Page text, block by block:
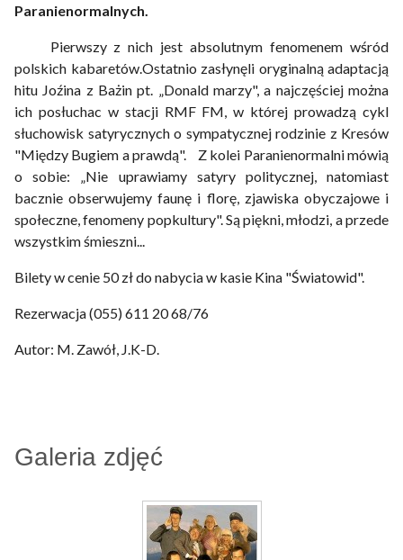
Paranienormalnych.
Pierwszy z nich jest absolutnym fenomenem wśród
polskich kabaretów.Ostatnio zasłynęli oryginalną adaptacją
hitu Joźina z Bażin pt. „Donald marzy", a najczęściej można
ich posłuchac w stacji RMF FM, w której prowadzą cykl
słuchowisk satyrycznych o sympatycznej rodzinie z Kresów
"Między Bugiem a prawdą". Z kolei Paranienormalni mówią
o sobie: „Nie uprawiamy satyry politycznej, natomiast
bacznie obserwujemy faunę i florę, zjawiska obyczajowe i
społeczne, fenomeny popkultury". Są piękni, młodzi, a przede
wszystkim śmieszni...
Bilety w cenie 50 zł do nabycia w kasie Kina "Światowid".
Rezerwacja (055) 611 20 68/76
Autor: M. Zawół, J.K-D.
Galeria zdjęć